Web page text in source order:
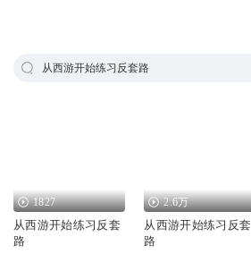
从西游开始练习反套路
1827
从西游开始练习反套
路
2.6万
从西游开始练习反套
路